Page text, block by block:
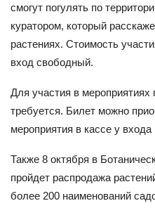
смогут погулять по
куратором, который
растениях. Стоимость
вход свободный.
Для участия в мероприятиях
требуется. Билет можно
мероприятия в кассе у
Также 8 октября в
пройдет распродажа
более 200 наименований